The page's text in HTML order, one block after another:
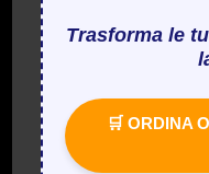
Trasforma le
🛒 ORDINA